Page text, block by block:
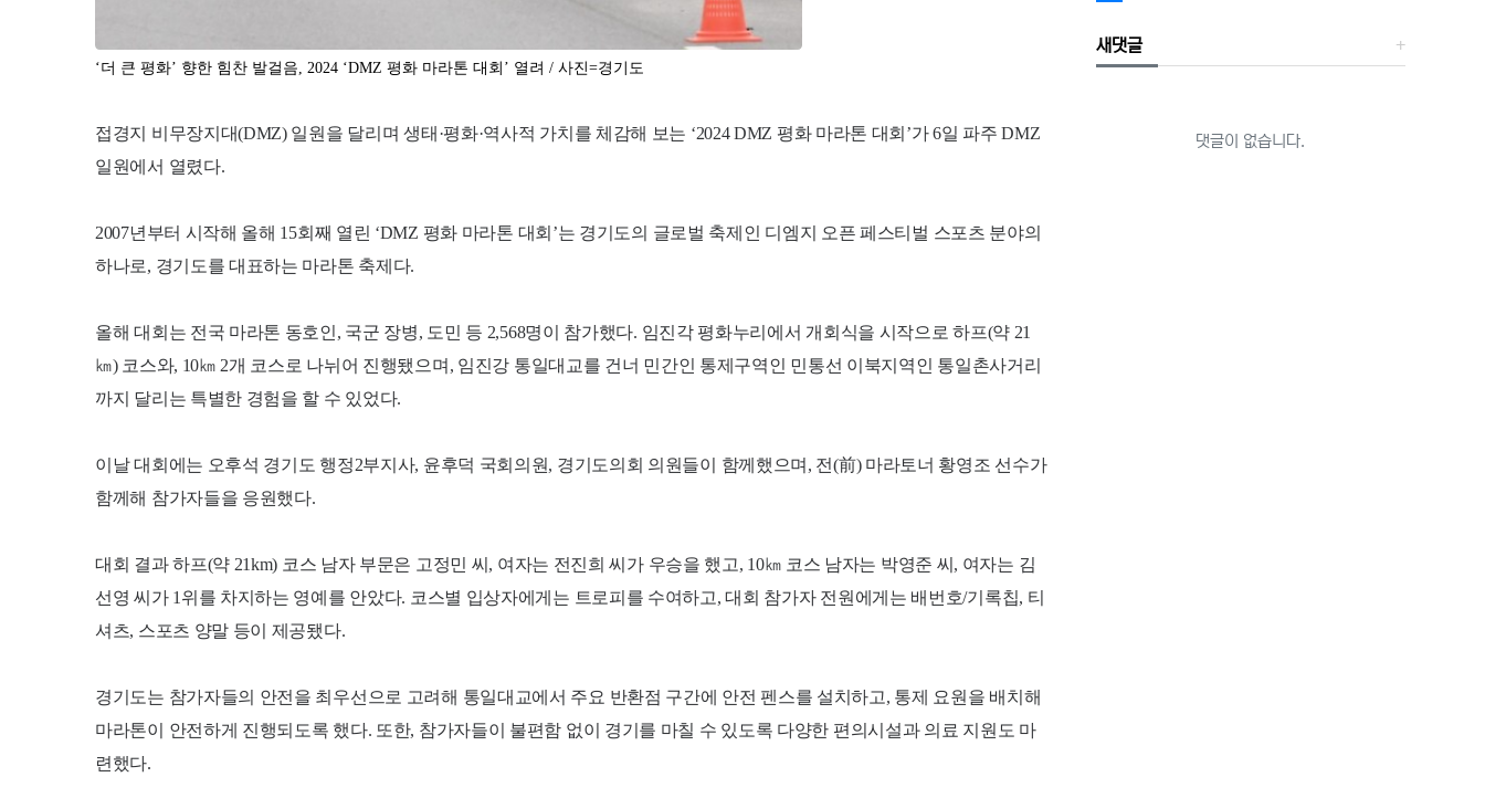
‘더 큰 평화’ 향한 힘찬 발걸음, 2024 ‘DMZ 평화 마라톤 대회’ 열려 / 사진=경기도
접경지 비무장지대(DMZ) 일원을 달리며 생태·평화·역사적 가치를 체감해 보는 ‘2024 DMZ 평화 마라톤 대회’가 6일 파주 DMZ
일원에서 열렸다.
2007년부터 시작해 올해 15회째 열린 ‘DMZ 평화 마라톤 대회’는 경기도의 글로벌 축제인 디엠지 오픈 페스티벌 스포츠 분야의
하나로, 경기도를 대표하는 마라톤 축제다.
올해 대회는 전국 마라톤 동호인, 국군 장병, 도민 등 2,568명이 참가했다. 임진각 평화누리에서 개회식을 시작으로 하프(약 21
㎞) 코스와, 10㎞ 2개 코스로 나뉘어 진행됐으며, 임진강 통일대교를 건너 민간인 통제구역인 민통선 이북지역인 통일촌사거리
까지 달리는 특별한 경험을 할 수 있었다.
이날 대회에는 오후석 경기도 행정2부지사, 윤후덕 국회의원, 경기도의회 의원들이 함께했으며, 전(前) 마라토너 황영조 선수가
함께해 참가자들을 응원했다.
대회 결과 하프(약 21km) 코스 남자 부문은 고정민 씨, 여자는 전진희 씨가 우승을 했고, 10㎞ 코스 남자는 박영준 씨, 여자는 김
선영 씨가 1위를 차지하는 영예를 안았다. 코스별 입상자에게는 트로피를 수여하고, 대회 참가자 전원에게는 배번호/기록칩, 티
셔츠, 스포츠 양말 등이 제공됐다.
경기도는 참가자들의 안전을 최우선으로 고려해 통일대교에서 주요 반환점 구간에 안전 펜스를 설치하고, 통제 요원을 배치해
마라톤이 안전하게 진행되도록 했다. 또한, 참가자들이 불편함 없이 경기를 마칠 수 있도록 다양한 편의시설과 의료 지원도 마
련했다.
새댓글
댓글이 없습니다.